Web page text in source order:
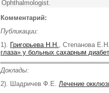
Ophthalmologist.
Комментарий:
Публикации:
1). Григорьева Н.Н. , Степанова
глаза» у больных сахарным
Доклады:
2). Шадричев Ф.Е. Лечение